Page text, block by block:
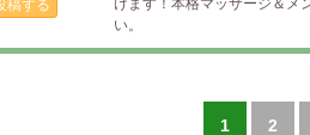
稿する
い。
1 2